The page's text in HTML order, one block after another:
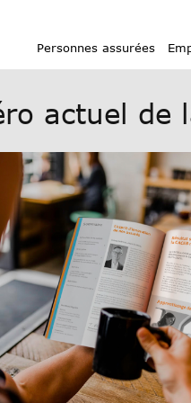
Personnes assurées
actuel de